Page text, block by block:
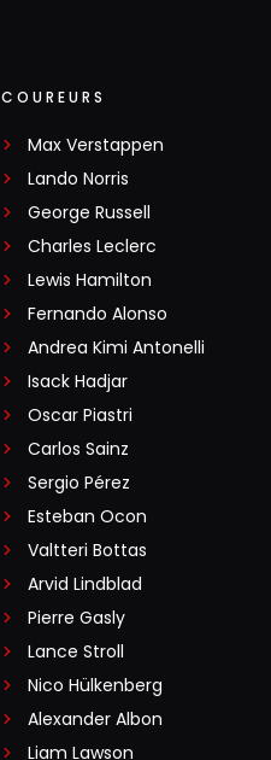
COUREURS
Max Verstappen
Lando Norris
George Russell
Charles Leclerc
Lewis Hamilton
Fernando Alonso
Andrea Kimi Antonelli
Isack Hadjar
Oscar Piastri
Carlos Sainz
Sergio Pérez
Esteban Ocon
Valtteri Bottas
Arvid Lindblad
Pierre Gasly
Lance Stroll
Nico Hülkenberg
Alexander Albon
Liam Lawson